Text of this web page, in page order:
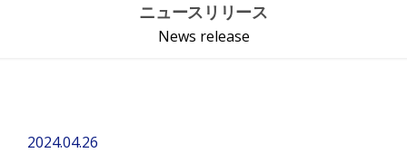
ニュースリリース
News release
2024.04.26